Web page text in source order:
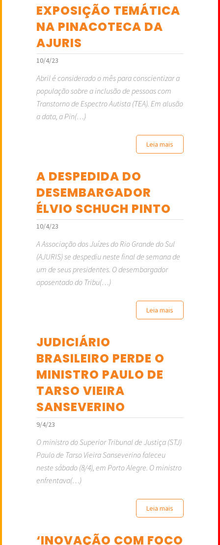
EXPOSIÇÃO TEMÁTICA
NA PINACOTECA DA
AJURIS
10/4/23
Abril é considerado o mês para conscientizar a
população sobre a inclusão de pessoas com
Transtorno de Espectro Autista (TEA). Em alusão
a data, a Pin(…)
Leia mais
A DESPEDIDA DO
DESEMBARGADOR
ÉLVIO SCHUCH PINTO
10/4/23
A Associação dos Juízes do Rio Grande do Sul
(AJURIS) se despediu neste final de semana de
um de seus presidentes. O desembargador
aposentado do Tribu(…)
Leia mais
JUDICIÁRIO
BRASILEIRO PERDE O
MINISTRO PAULO DE
TARSO VIEIRA
SANSEVERINO
9/4/23
O ministro do Superior Tribunal de Justiça (STJ)
Paulo de Tarso Vieira Sanseverino faleceu
neste sábado (8/4), em Porto Alegre. O ministro
enfrentava(…)
Leia mais
‘INOVAÇÃO COM FOCO